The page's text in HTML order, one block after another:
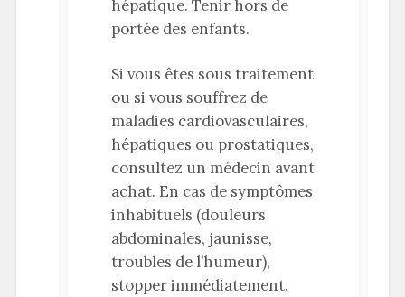
hépatique. Tenir hors de
portée des enfants.
Si vous êtes sous traitement
ou si vous souffrez de
maladies cardiovasculaires,
hépatiques ou prostatiques,
consultez un médecin avant
achat. En cas de symptômes
inhabituels (douleurs
abdominales, jaunisse,
troubles de l’humeur),
stopper immédiatement.